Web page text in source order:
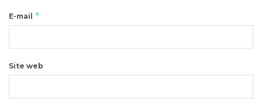
E-mail *
Site web